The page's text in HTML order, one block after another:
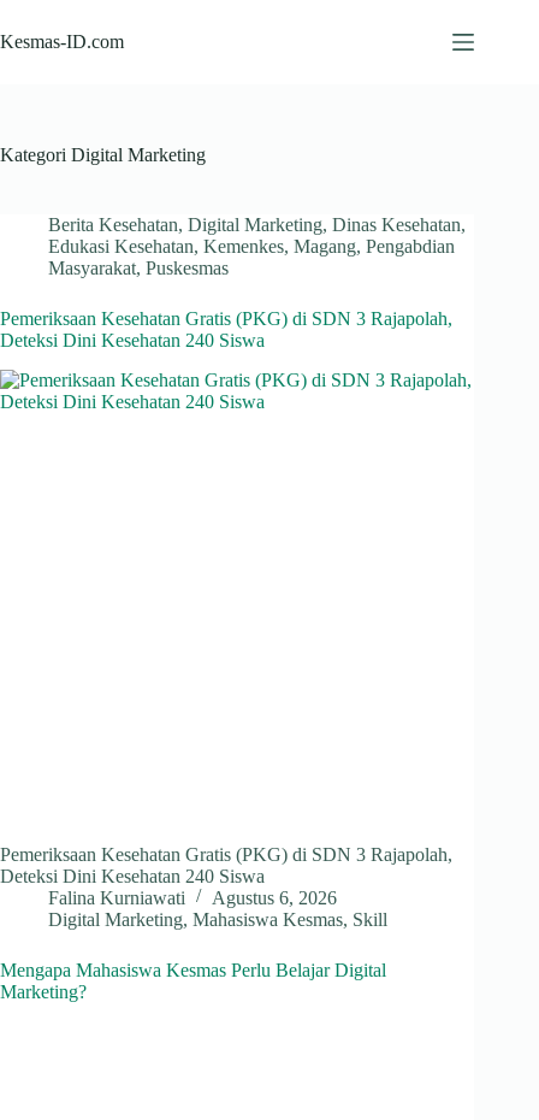
to
content
Kesmas-ID.com
Kategori Digital Marketing
Berita Kesehatan, Digital Marketing, Dinas Kesehatan,
Edukasi Kesehatan, Kemenkes, Magang, Pengabdian
Masyarakat, Puskesmas
Pemeriksaan Kesehatan Gratis (PKG) di SDN 3 Rajapolah,
Deteksi Dini Kesehatan 240 Siswa
Pemeriksaan Kesehatan Gratis (PKG) di SDN 3 Rajapolah,
Deteksi Dini Kesehatan 240 Siswa
Falina Kurniawati
Agustus 6, 2026
Digital Marketing, Mahasiswa Kesmas, Skill
Mengapa Mahasiswa Kesmas Perlu Belajar Digital
Marketing?